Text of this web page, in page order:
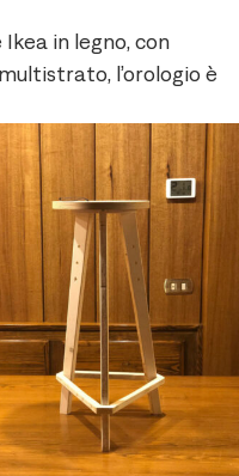
in legno, con
l’orologio è